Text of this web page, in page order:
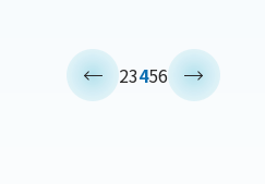
23456